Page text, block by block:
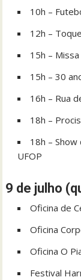
10h –
12h –
15h –
15h – 30
16h – Rua
18h –
18h –
UFOP
9 de julho
Oficina de
Oficina
Oficina O
Festival